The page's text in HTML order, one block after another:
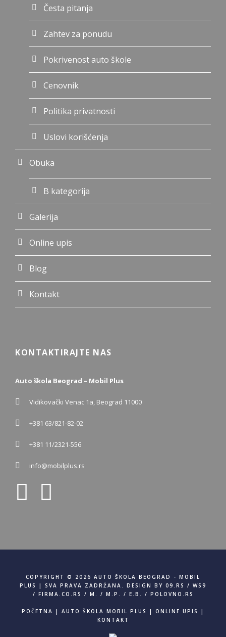
Česta pitanja
Zahtev za ponudu
Pokrivenost auto škole
Cenovnik
Politika privatnosti
Uslovi korišćenja
Obuka
B kategorija
Galerija
Online upis
Blog
Kontakt
KONTAKTIRAJTE NAS
Auto škola Beograd – Mobil Plus
Vidikovački Venac 1a, Beograd 11000
+381 63/821-82-02
+381 11/2321-556
info@mobilplus.rs
COPYRIGHT © 2026 AUTO ŠKOLA BEOGRAD - MOBIL
PLUS | SVA PRAVA ZADRŽANA. DESIGN BY 09.RS / WS9
/ FIRMA.CO.RS / M. / M.P. / E.B. / POLOVNO.RS
POČETNA | AUTO ŠKOLA MOBIL PLUS | ONLINE UPIS
|
KONTAKT